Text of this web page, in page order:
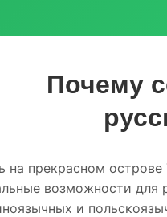
Почему
на прекрасном
возможности для
и